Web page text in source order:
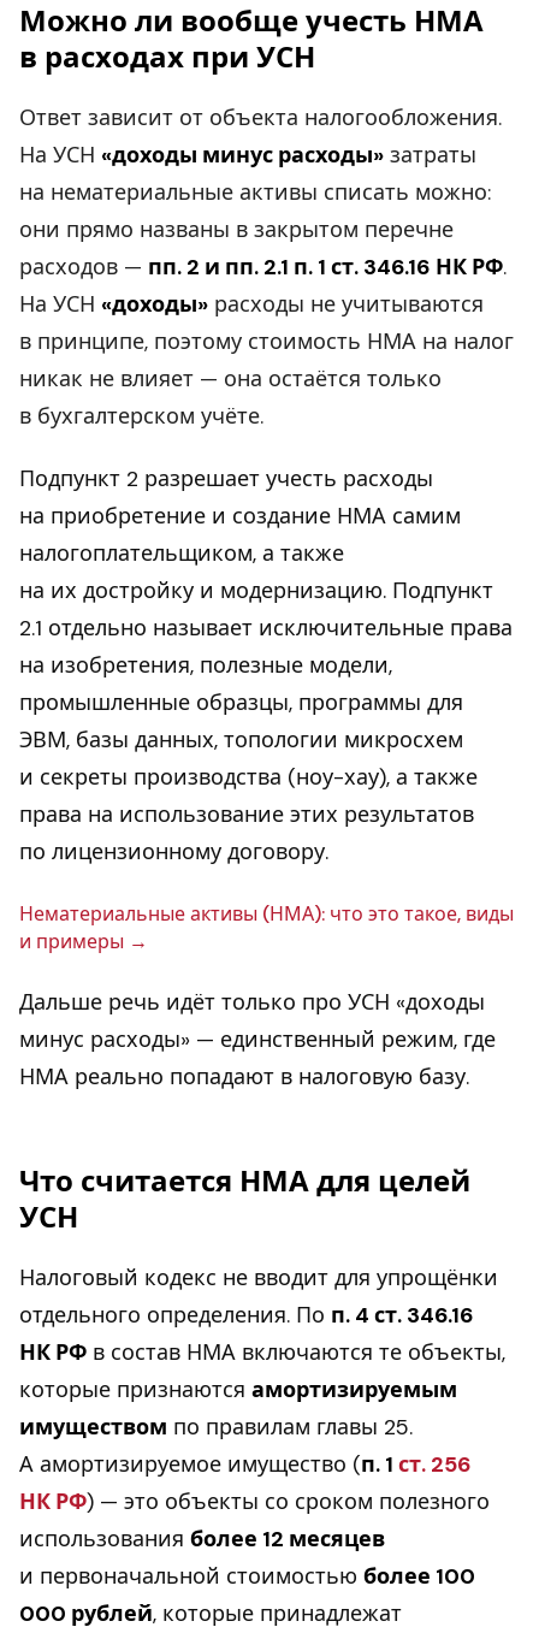
Можно ли вообще учесть НМА
в расходах при УСН
Ответ зависит от объекта налогообложения.
На УСН «доходы минус расходы» затраты
на нематериальные активы списать можно:
они прямо названы в закрытом перечне
расходов — пп. 2 и пп. 2.1 п. 1 ст. 346.16 НК РФ.
На УСН «доходы» расходы не учитываются
в принципе, поэтому стоимость НМА на налог
никак не влияет — она остаётся только
в бухгалтерском учёте.
Подпункт 2 разрешает учесть расходы
на приобретение и создание НМА самим
налогоплательщиком, а также
на их достройку и модернизацию. Подпункт
2.1 отдельно называет исключительные права
на изобретения, полезные модели,
промышленные образцы, программы для
ЭВМ, базы данных, топологии микросхем
и секреты производства (ноу-хау), а также
права на использование этих результатов
по лицензионному договору.
Не­ма­те­ри­аль­ные активы (НМА): что это такое, виды
и примеры
Дальше речь идёт только про УСН «доходы
минус расходы» — единственный режим, где
НМА реально попадают в налоговую базу.
Что считается НМА для целей
УСН
Налоговый кодекс не вводит для упрощёнки
отдельного определения. По п. 4 ст. 346.16
НК РФ в состав НМА включаются те объекты,
которые признаются амортизируемым
имуществом по правилам главы 25.
А амортизируемое имущество (п. 1 ст. 256
НК РФ) — это объекты со сроком полезного
использования более 12 месяцев
и первоначальной стоимостью более 100
000 рублей, которые принадлежат